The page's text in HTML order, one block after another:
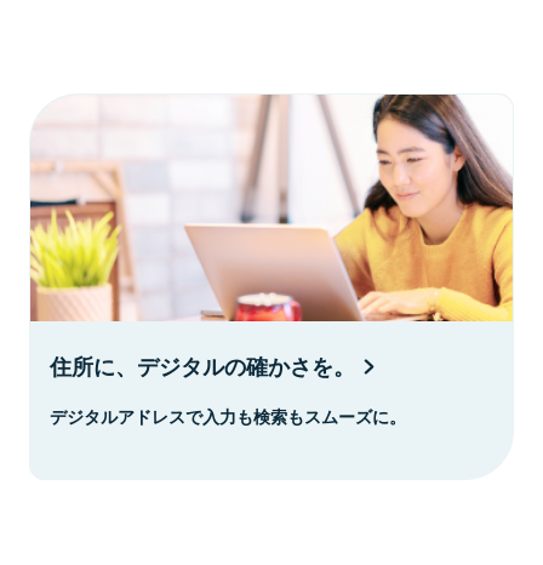
住所に、デジタルの確かさを。
デジタルアドレスで入力も検索もスムーズに。